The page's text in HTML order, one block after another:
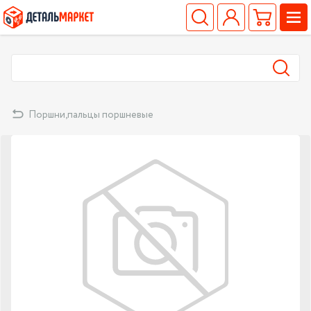
Поршни,пальцы поршневые